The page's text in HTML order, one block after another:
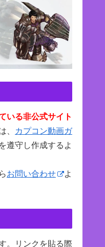
いる非公式サイト
、
カプコン動画ガ
を遵守し作成するよ
お問い合わせ
よ
。リンクを貼る際